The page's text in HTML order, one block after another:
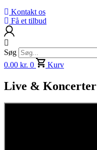
Kontakt os
Få et tilbud
Søg
0.00 kr. 0 Kurv
Live & Koncerter